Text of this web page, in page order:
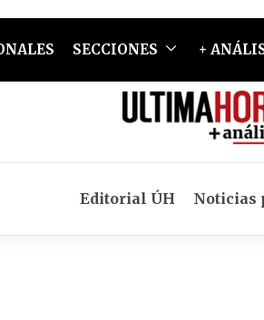
SECCIONES +
Editorial ÚH Noticias